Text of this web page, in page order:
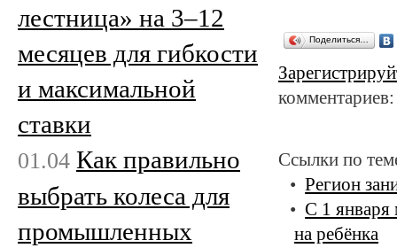
Поделиться…
Ссылки по
Регион
С 1 января
на ребёнка
лестница» на 3–12
месяцев для гибкости
и максимальной
ставки
01.04 Как правильно
выбрать колеса для
промышленных